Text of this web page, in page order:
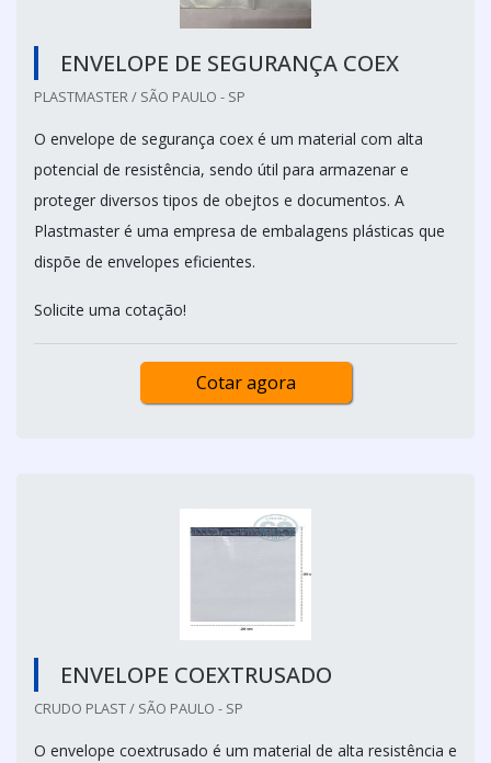
ENVELOPE DE SEGURANÇA COEX
PLASTMASTER / SÃO PAULO - SP
O envelope de segurança coex é um material com alta
potencial de resistência, sendo útil para armazenar e
proteger diversos tipos de obejtos e documentos. A
Plastmaster é uma empresa de embalagens plásticas que
dispõe de envelopes eficientes.
Solicite uma cotação!
Cotar agora
ENVELOPE COEXTRUSADO
CRUDO PLAST / SÃO PAULO - SP
O envelope coextrusado é um material de alta resistência e